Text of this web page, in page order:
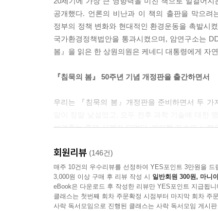
공개했다. 언론의 비난과 이 책의 출판을 막으
정부의 정책 변화와 현대적인 환경운동을 촉발시
국가환경정책법안을 통과시켰으며, 암연구소는
봄』을 읽은 한 상원의원은 케네디 대통령에게 자
『침묵의 봄』 50주년 기념 개정판을 출간하면서
우리는 『침묵의 봄』개정판을 준비하면서 두
보여주는 좋은 사례가 되었다. 레이첼 카슨의 노
세상을 파괴하는 실험으로 한 발씩 더 나아가고
않나 되돌아보는 계기가 되었으면 한다.
2002년 출간본과 개정판이 다른 점
회원리뷰 (146건)
매주 10건의 우수리뷰를 선정하여 YES포인트 3만원을 드
3,000원 이상 구매 후 리뷰 작성 시 일반회원 300원, 마니
eBook은 다운로드 후 작성한 리뷰만 YES포인트 지급됩니
클래스는 첫번째 회차 주문확정 시점부터 마지막 회차 주
사락 독서모임으로 진행된 클래스는 사락 독서모임 게시